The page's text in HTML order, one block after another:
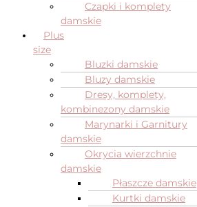
Czapki i komplety
damskie
Plus
size
Bluzki damskie
Bluzy damskie
Dresy, komplety,
kombinezony damskie
Marynarki i Garnitury
damskie
Okrycia wierzchnie
damskie
Płaszcze damskie
Kurtki damskie